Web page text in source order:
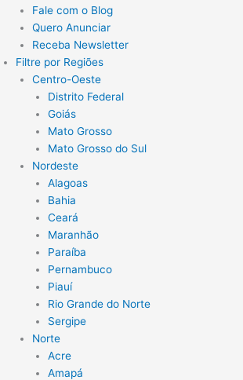
Fale com o Blog
Quero Anunciar
Receba Newsletter
Filtre por Regiões
Centro-Oeste
Distrito Federal
Goiás
Mato Grosso
Mato Grosso do Sul
Nordeste
Alagoas
Bahia
Ceará
Maranhão
Paraíba
Pernambuco
Piauí
Rio Grande do Norte
Sergipe
Norte
Acre
Amapá